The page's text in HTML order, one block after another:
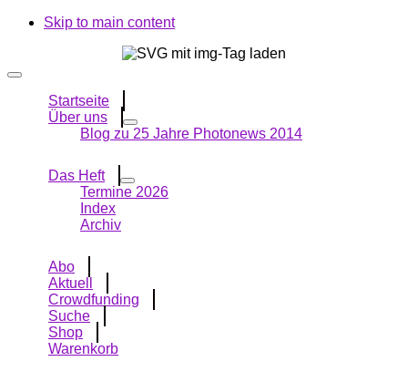
Skip to main content
Startseite
Über uns
Blog zu 25 Jahre Photonews 2014
Das Heft
Termine 2026
Index
Archiv
Abo
Aktuell
Crowdfunding
Suche
Shop
Warenkorb